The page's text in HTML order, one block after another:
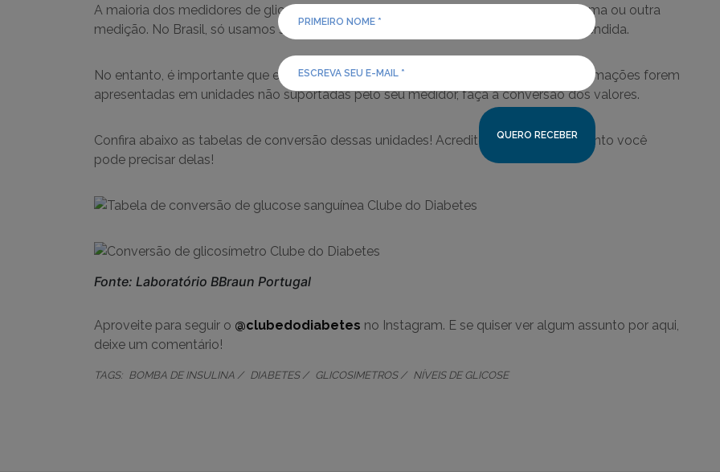
A maioria dos medidores de glicose sanguínea estão predefinidos para efetuarem uma ou outra
medição. No Brasil, só usamos segunda opção, que muito mais fácil de ser compreendida.
No entanto, é importante que entenda as diferentes unidades de medida: Se as informações forem
apresentadas em unidades não suportadas pelo seu medidor, faça a conversão dos valores.
Confira abaixo as tabelas de conversão dessas unidades! Acredite, em algum momento você
pode precisar delas!
Fonte: Laboratório BBraun Portugal
Aproveite para seguir o @clubedodiabetes no Instagram. E se quiser ver algum assunto por aqui,
deixe um comentário!
TAGS: BOMBA DE INSULINA DIABETES GLICOSIMETROS NÍVEIS DE GLICOSE